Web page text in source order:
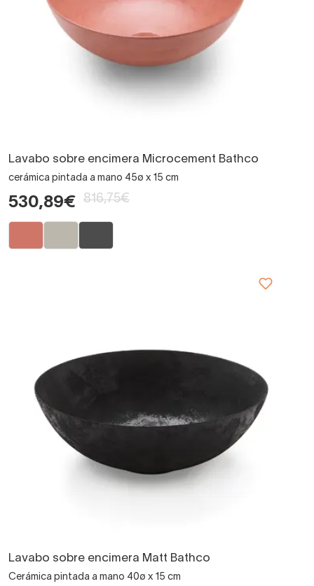
Lavabo sobre encimera Microcement Bathco
cerámica pintada a mano 45ø x 15 cm
530,89€ 816,75€
Lavabo sobre encimera Matt Bathco
Cerámica pintada a mano 40ø x 15 cm